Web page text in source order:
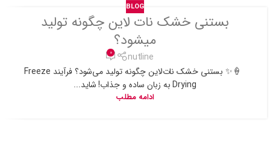
BLOG
بستنی خشک نات لاین چگونه تولید
میشود؟
nutline
0
🍦✨ بستنی خشک نات‌لاین چگونه تولید می‌شود؟ فرآیند Freeze
Drying به زبان ساده و جذاب! شاید...
ادامه مطلب